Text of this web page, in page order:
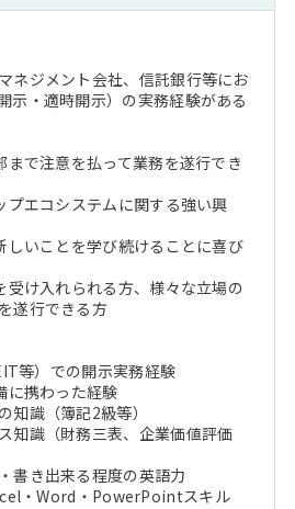
ネジメント会社、信託銀行等にお
示・適時開示）の実務経験がある
で注意を払って業務を遂行でき
プエコシステムに関する強い興
しいことを学び続けることに喜び
受け入れられる方、様々な立場の
遂行できる方
等）での開示実務経験
に携わった経験
知識（簿記2級等）
知識（財務三表、企業価値評価
書き出来る程度の英語力
・Word・PowerPointスキル